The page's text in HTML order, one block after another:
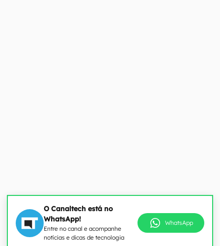
O Canaltech está no
WhatsApp!
Entre no canal e acompanhe
notícias e dicas de tecnologia
WhatsApp